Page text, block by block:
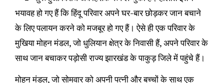
भयावह हो गए हैं कि हिंदू परिवार अपने घर-बार छोड़कर जान बचाने
के लिए पलायन करने को मजबूर हो गए हैं। ऐसे ही एक परिवार के
मुखिया मोहन मंडल, जो धुलियान क्षेत्र के निवासी हैं, अपने परिवार के
साथ जान बचाकर पड़ोसी राज्य झारखंड के पाकुड़ जिले में पहुंचे हैं।
मोहन मंडल, जो सोमवार को अपनी पत्नी और बच्चों के साथ एक